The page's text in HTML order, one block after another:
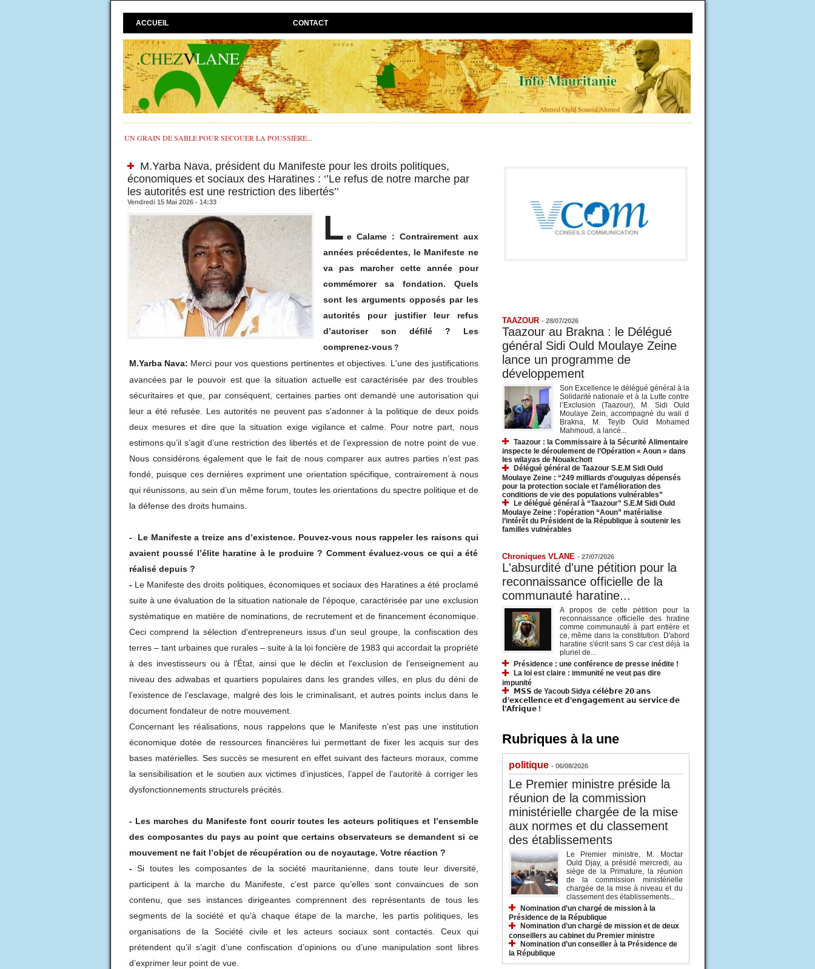
ACCUEIL CONTACT
UN GRAIN DE SABLE POUR SECOUER LA POUSSIÈRE...
M.Yarba Nava, président du Manifeste pour les droits politiques,
économiques et sociaux des Haratines : ‘’Le refus de notre marche par
les autorités est une restriction des libertés’’
Vendredi 15 Mai 2026 - 14:33
L e Calame : Contrairement aux
années précédentes, le Manifeste ne
va pas marcher cette année pour
commémorer sa fondation. Quels
sont les arguments opposés par les
autorités pour justifier leur refus
d’autoriser son défilé ? Les
comprenez-vous?
M.Yarba Nava: Merci pour vos questions pertinentes et objectives. L'une des justifications
avancées par le pouvoir est que la situation actuelle est caractérisée par des troubles
sécuritaires et que, par conséquent, certaines parties ont demandé une autorisation qui
leur a été refusée. Les autorités ne peuvent pas s’adonner à la politique de deux poids
deux mesures et dire que la situation exige vigilance et calme. Pour notre part, nous
estimons qu’il s’agit d’une restriction des libertés et de l’expression de notre point de vue.
Nous considérons également que le fait de nous comparer aux autres parties n’est pas
fondé, puisque ces dernières expriment une orientation spécifique, contrairement à nous
qui réunissons, au sein d’un même forum, toutes les orientations du spectre politique et de
la défense des droits humains.
-
Le Manifeste a treize ans d’existence. Pouvez-vous nous rappeler les raisons qui
avaient poussé l’élite haratine à le produire ? Comment évaluez-vous ce qui a été
réalisé depuis ?
-Le Manifeste des droits politiques, économiques et sociaux des Haratines a été proclamé
suite à une évaluation de la situation nationale de l'époque, caractérisée par une exclusion
systématique en matière de nominations, de recrutement et de financement économique.
Ceci comprend la sélection d'entrepreneurs issus d'un seul groupe, la confiscation des
terres – tant urbaines que rurales – suite à la loi foncière de 1983 qui accordait la propriété
à des investisseurs ou à l'État, ainsi que le déclin et l'exclusion de l’enseignement au
niveau des adwabas et quartiers populaires dans les grandes villes, en plus du déni de
l’existence de l’esclavage, malgré des lois le criminalisant, et autres points inclus dans le
document fondateur de notre mouvement.
Concernant les réalisations, nous rappelons que le Manifeste n'est pas une institution
économique dotée de ressources financières lui permettant de fixer les acquis sur des
bases matérielles. Ses succès se mesurent en effet suivant des facteurs moraux, comme
la sensibilisation et le soutien aux victimes d’injustices, l’appel de l’autorité à corriger les
dysfonctionnements structurels précités.
- Les marches du Manifeste font courir toutes les acteurs politiques et l’ensemble
des composantes du pays au point que certains observateurs se demandent si ce
mouvement ne fait l’objet de récupération ou de noyautage. Votre réaction ?
-Si toutes les composantes de la société mauritanienne, dans toute leur diversité,
participent à la marche du Manifeste, c’est parce qu’elles sont convaincues de son
contenu, que ses instances dirigeantes comprennent des représentants de tous les
segments de la société et qu’à chaque étape de la marche, les partis politiques, les
organisations de la Société civile et les acteurs sociaux sont contactés. Ceux qui
prétendent qu’il s’agit d’une confiscation d’opinions ou d’une manipulation sont libres
d’exprimer leur point de vue.
TAAZOUR - 28/07/2026
Taazour au Brakna : le Délégué
général Sidi Ould Moulaye Zeine
lance un programme de
développement
Son Excellence le délégué général à la
Solidarité nationale et à la Lutte contre
l’Exclusion (Taazour), M. Sidi Ould
Moulaye Zein, accompagné du wali d
Brakna, M. Teyib Ould Mohamed
Mahmoud, a lancé...
Taazour : la Commissaire à la Sécurité Alimentaire
inspecte le déroulement de l’Opération « Aoun » dans
les wilayas de Nouakchott
Délégué général de Taazour S.E.M Sidi Ould
Moulaye Zeine : “249 milliards d’ouguiyas dépensés
pour la protection sociale et l’amélioration des
conditions de vie des populations vulnérables”
Le délégué général à “Taazour” S.E.M Sidi Ould
Moulaye Zeine : l’opération “Aoun” matérialise
l’intérêt du Président de la République à soutenir les
familles vulnérables
Chroniques VLANE - 27/07/2026
L'absurdité d'une pétition pour la
reconnaissance officielle de la
communauté haratine...
A propos de cette pétition pour la
reconnaissance officielle des hratine
comme communauté à part entière et
ce, même dans la constitution. D'abord
haratine s'écrit sans S car c'est déjà la
pluriel de...
Présidence : une conférence de presse inédite !
La loi est claire : immunité ne veut pas dire
impunité
𝗠𝗦𝗦 de Yacoub Sidya 𝗰𝗲́𝗹𝗲̀𝗯𝗿𝗲 𝟮𝟬 𝗮𝗻𝘀
𝗱’𝗲𝘅𝗰𝗲𝗹𝗹𝗲𝗻𝗰𝗲 𝗲𝘁 𝗱’𝗲𝗻𝗴𝗮𝗴𝗲𝗺𝗲𝗻𝘁 𝗮𝘂 𝘀𝗲𝗿𝘃𝗶𝗰𝗲 𝗱𝗲
𝗹’𝗔𝗳𝗿𝗶𝗾𝘂𝗲 !
Rubriques à la une
politique - 06/08/2026
Le Premier ministre préside la
réunion de la commission
ministérielle chargée de la mise
aux normes et du classement
des établissements
Le Premier ministre, M. Moctar
Ould Djay, a présidé mercredi, au
siège de la Primature, la réunion
de la commission ministérielle
chargée de la mise à niveau et du
classement des établissements...
Nomination d’un chargé de mission à la
Présidence de la République
Nomination d’un chargé de mission et de deux
conseillers au cabinet du Premier ministre
Nomination d’un conseiller à la Présidence de
la République